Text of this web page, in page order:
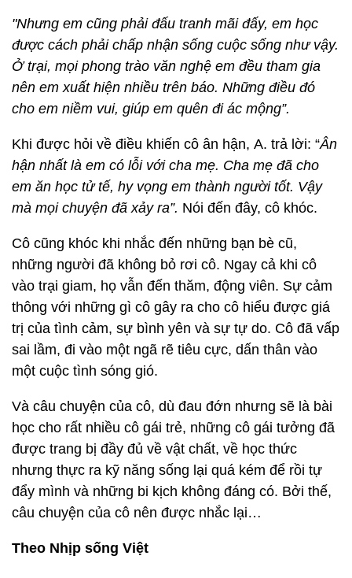
"Nhưng em cũng phải đấu tranh mãi đấy, em học
được cách phải chấp nhận sống cuộc sống như vậy.
Ở trại, mọi phong trào văn nghệ em đều tham gia
nên em xuất hiện nhiều trên báo. Những điều đó
cho em niềm vui, giúp em quên đi ác mộng”.
Khi được hỏi về điều khiến cô ân hận, A. trả lời: “Ân
hận nhất là em có lỗi với cha mẹ. Cha mẹ đã cho
em ăn học tử tế, hy vọng em thành người tốt. Vậy
mà mọi chuyện đã xảy ra”. Nói đến đây, cô khóc.
Cô cũng khóc khi nhắc đến những bạn bè cũ,
những người đã không bỏ rơi cô. Ngay cả khi cô
vào trại giam, họ vẫn đến thăm, động viên. Sự cảm
thông với những gì cô gây ra cho cô hiểu được giá
trị của tình cảm, sự bình yên và sự tự do. Cô đã vấp
sai lầm, đi vào một ngã rẽ tiêu cực, dấn thân vào
một cuộc tình sóng gió.
Và câu chuyện của cô, dù đau đớn nhưng sẽ là bài
học cho rất nhiều cô gái trẻ, những cô gái tưởng đã
được trang bị đầy đủ về vật chất, về học thức
nhưng thực ra kỹ năng sống lại quá kém để rồi tự
đẩy mình và những bi kịch không đáng có. Bởi thế,
câu chuyện của cô nên được nhắc lại…
Theo Nhịp sống Việt